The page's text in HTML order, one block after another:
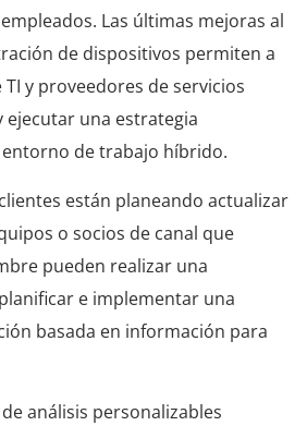
Las últimas mejoras al
de dispositivos permiten a
y proveedores de servicios
ejecutar una estrategia
de trabajo híbrido.
están planeando actualizar
o socios de canal que
pueden realizar una
e implementar una
basada en información para
análisis personalizables